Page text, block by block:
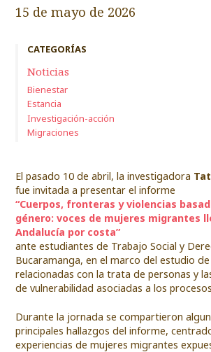
15 de mayo de 2026
CATEGORÍAS
Noticias
Bienestar
Estancia
Investigación-acción
Migraciones
El pasado 10 de abril, la investigadora
fue invitada a presentar el informe
“Cuerpos, fronteras y violencias
género: voces de mujeres migrantes
Andalucía por costa”
ante estudiantes de Trabajo Social y
Bucaramanga, en el marco del estudio
relacionadas con la trata de personas y
de vulnerabilidad asociadas a los
Durante la jornada se compartieron
principales hallazgos del informe,
experiencias de mujeres migrantes